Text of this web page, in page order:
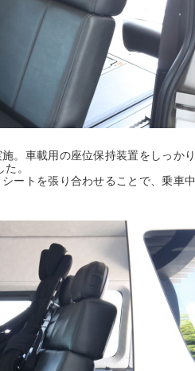
。車載用の座位保持装置をしっかり
。
ートを張り合わせることで、乗車中